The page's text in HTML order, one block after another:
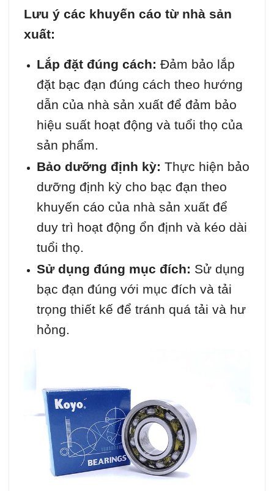
Lưu ý các khuyến cáo từ nhà sản
xuất:
Lắp đặt đúng cách: Đảm bảo lắp
đặt bạc đạn đúng cách theo hướng
dẫn của nhà sản xuất để đảm bảo
hiệu suất hoạt động và tuổi thọ của
sản phẩm.
Bảo dưỡng định kỳ: Thực hiện bảo
dưỡng định kỳ cho bạc đạn theo
khuyến cáo của nhà sản xuất để
duy trì hoạt động ổn định và kéo dài
tuổi thọ.
Sử dụng đúng mục đích: Sử dụng
bạc đạn đúng với mục đích và tải
trọng thiết kế để tránh quá tải và hư
hỏng.